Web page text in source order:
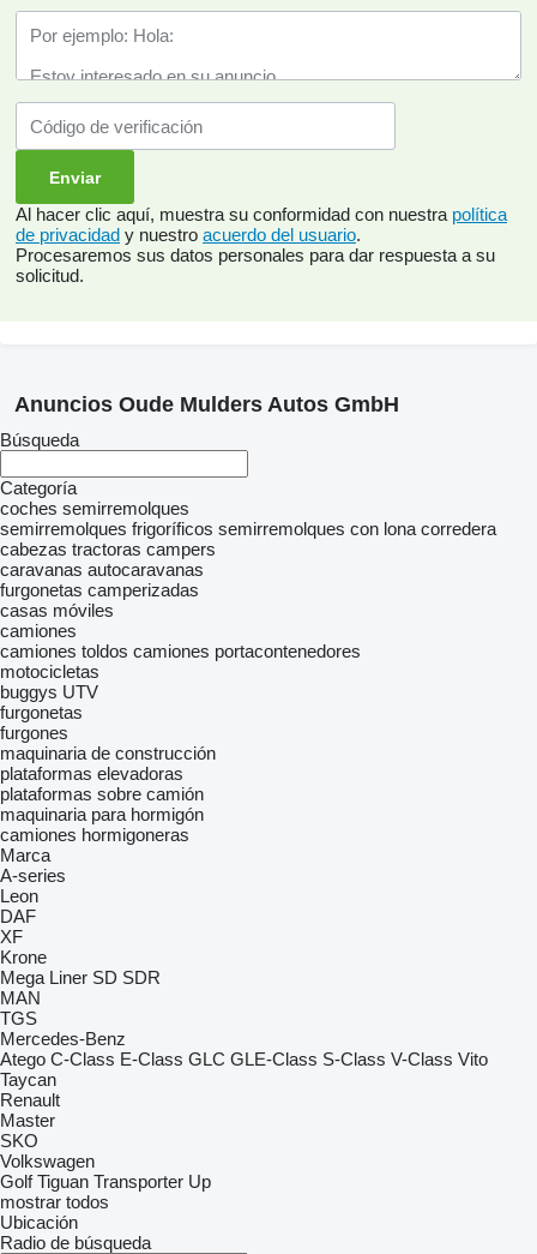
Al hacer clic aquí, muestra su conformidad con nuestra política
de privacidad y nuestro acuerdo del usuario.
Procesaremos sus datos personales para dar respuesta a su
solicitud.
Anuncios Oude Mulders Autos GmbH
Búsqueda
Categoría
coches semirremolques
semirremolques frigoríficos semirremolques con lona corredera
cabezas tractoras campers
caravanas autocaravanas
furgonetas camperizadas
casas móviles
camiones
camiones toldos camiones portacontenedores
motocicletas
buggys UTV
furgonetas
furgones
maquinaria de construcción
plataformas elevadoras
plataformas sobre camión
maquinaria para hormigón
camiones hormigoneras
Marca
A-series
Leon
DAF
XF
Krone
Mega Liner SD SDR
MAN
TGS
Mercedes-Benz
Atego C-Class E-Class GLC GLE-Class S-Class V-Class Vito
Taycan
Renault
Master
SKO
Volkswagen
Golf Tiguan Transporter Up
mostrar todos
Ubicación
Radio de búsqueda